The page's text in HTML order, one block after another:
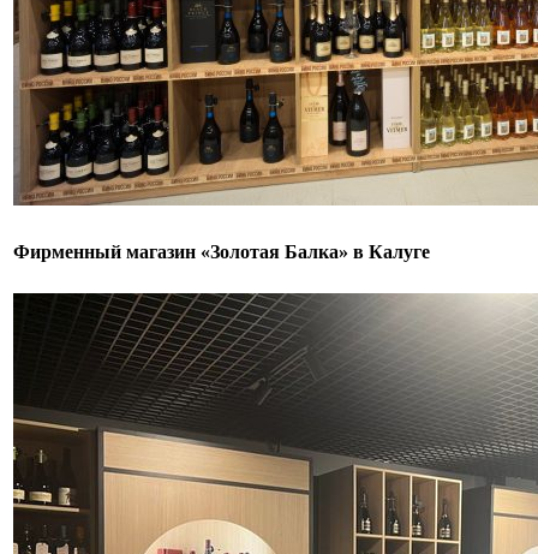
Фирменный магазин «Золотая Балка» в Калуге